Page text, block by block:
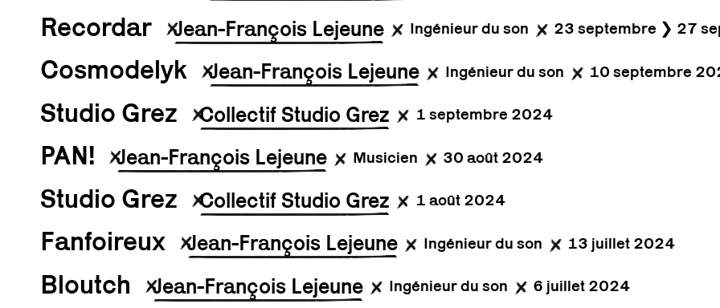
Recordar Jean-François Lejeune Ingénieur du son 23 septembre ❯ 27
Cosmodelyk Jean-François Lejeune Ingénieur du son 10 septembre
Studio Grez Collectif Studio Grez 1 septembre 2024
PAN! Jean-François Lejeune Musicien 30 août 2024
Studio Grez Collectif Studio Grez 1 août 2024
Fanfoireux Jean-François Lejeune Ingénieur du son 13 juillet 2024
Bloutch Jean-François Lejeune Ingénieur du son 6 juillet 2024